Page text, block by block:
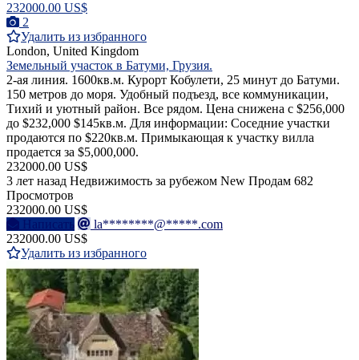
232000.00 US$
2
Удалить из избранного
London, United Kingdom
Земельный участок в Батуми, Грузия.
2-ая линия. 1600кв.м. Курорт Кобулети, 25 минут до Батуми.
150 метров до моря. Удобный подъезд, все коммуникации,
Тихий и уютный район. Все рядом. Цена снижена с $256,000
до $232,000 $145кв.м. Для информации: Соседние участки
продаются по $220кв.м. Примыкающая к участку вилла
продается за $5,000,000.
232000.00 US$
3 лет назад Недвижимость за рубежом New Продам 682
Просмотров
232000.00 US$
Написать
la********@*****.com
232000.00 US$
Удалить из избранного